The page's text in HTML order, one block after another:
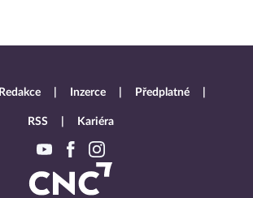
Redakce Inzerce Předplatné
RSS Kariéra